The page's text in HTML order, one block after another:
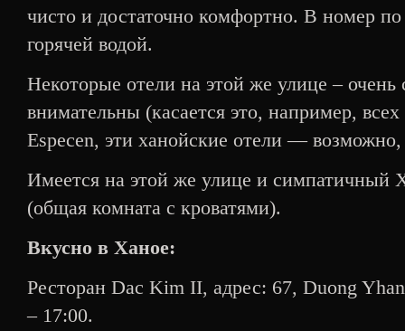
чисто и достаточно комфортно. В номер
горячей водой.
Некоторые отели на этой же улице – очень
внимательны (касается это, например,
Especen, эти ханойские отели —
Имеется на этой же улице и симпатичный
(общая комната с кроватями).
Вкусно в Ханое:
Ресторан Dac Kim II, aдрес: 67, Duong
– 17:00.